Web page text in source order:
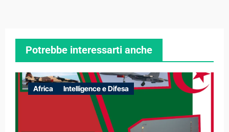
Potrebbe interessarti anche
Africa Intelligence e Difesa